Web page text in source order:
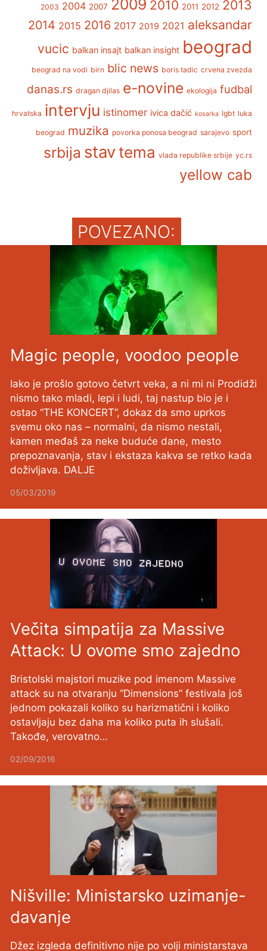
2003 2004 2007 2009 2010 2011 2012 2013
2014 2015 2016 2017 2019 2021 aleksandar
vucic balkan insajt balkan insight beograd
beograd na vodi birn blic news boris tadic crvena zvezda
danas.rs dragan djilas e-novine ekologija fudbal
hrvatska intervju istinomer ivica dačić kosarka lgbt luka
beograd muzika povorka ponosa beograd sarajevo sport
srbija stavtema vlada republike srbije yc.rs
yellow cab
POVEZANO:
Magic people, voodoo people
Iako je prošlo gotovo četvrt veka, a ni mi ni Prodidži
nismo tako mladi, lepi i ludi, taj nastup bio je i
ostao “THE KONCERT”, dokaz da smo uprkos
svemu oko nas – normalni, da nismo nestali,
kamen međaš za neke buduće dane, mesto
prepoznavanja, stav i ekstaza kakva se retko kada
doživljava. DALJE
05/03/2019
Večita simpatija za Massive
Attack: U ovome smo zajedno
Bristolski majstori muzike pod imenom Massive
attack su na otvaranju “Dimensions” festivala još
jednom pokazali koliko su harizmatični i koliko
ostavljaju bez daha ma koliko puta ih slušali.
Takođe, verovatno…
02/09/2016
Nišville: Ministarsko uzimanje-
davanje
Džez izgleda definitivno nije po volji ministarstava